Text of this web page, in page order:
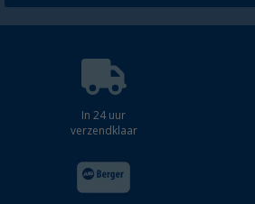
In 24 uur
verzendklaar